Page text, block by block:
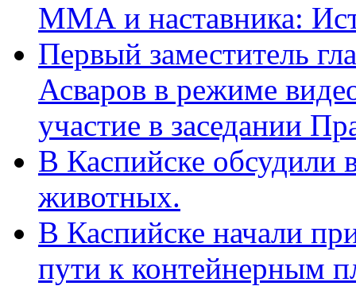
ММА и наставника:
Первый заместитель
Асваров в режиме
участие в заседании
В Каспийске обсудили
животных.
В Каспийске начали
пути к контейнерным